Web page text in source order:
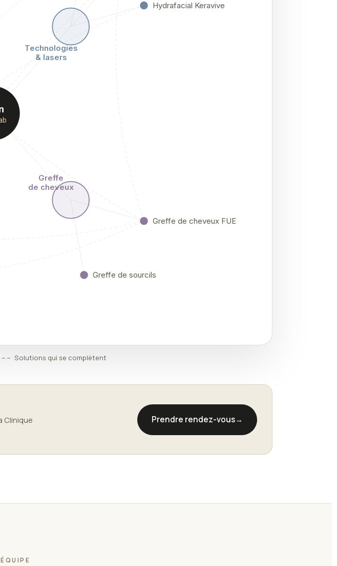
Technologies
& lasers
Greffe
de cheveux
Hydrafacial Keravive
Greffe de cheveux FUE
Greffe de sourcils
Solutions qui se complètent
Clinique
Prendre rendez-vous→